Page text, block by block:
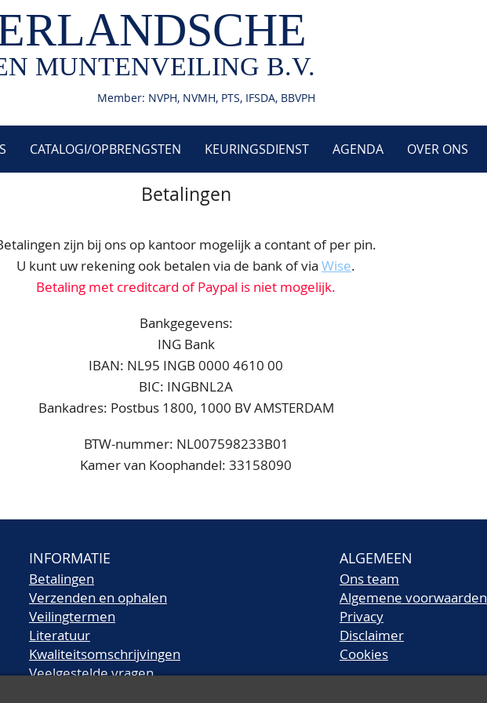
MUNTENVEILING B.V.
Member: NVPH, NVMH, PTS, IFSDA, BBVPH
CATALOGI/OPBRENGSTEN KEURINGSDIENST AGENDA OVER ONS
Betalingen
zijn bij ons op kantoor mogelijk a contant of per pin.
U kunt uw rekening ook betalen via de bank of via Wise.
Betaling met creditcard of Paypal is niet mogelijk.
Bankgegevens:
ING Bank
IBAN: NL95 INGB 0000 4610 00
BIC: INGBNL2A
Bankadres: Postbus 1800, 1000 BV AMSTERDAM
BTW-nummer: NL007598233B01
Kamer van Koophandel: 33158090
INFORMATIE
Betalingen
Verzenden en ophalen
Veilingtermen
Literatuur
Kwaliteitsomschrijvingen
Veelgestelde vragen
ALGEMEEN
Ons team
Algemene voorwaarden
Privacy
Disclaimer
Cookies